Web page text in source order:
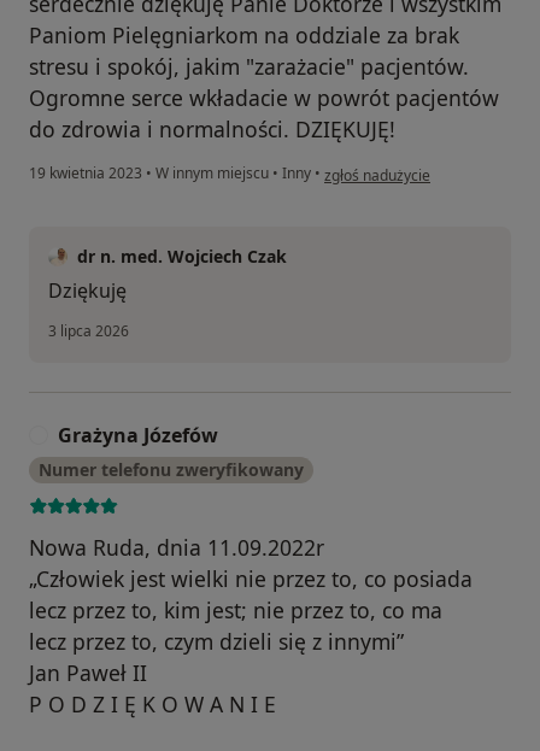
Paniom Pielęgniarkom na oddziale za brak
stresu i spokój, jakim "zarażacie" pacjentów.
Ogromne serce wkładacie w powrót pacjentów
do zdrowia i normalności. DZIĘKUJĘ!
19 kwietnia 2023 • W innym miejscu • Inny • w opinii użytkownika D. Cz.
zgłoś nadużycie
dr n. med. Wojciech Czak
Dziękuję
3 lipca 2026
Grażyna Józefów
Numer telefonu zweryfikowany
Nowa Ruda, dnia 11.09.2022r
„Człowiek jest wielki nie przez to, co posiada
lecz przez to, kim jest; nie przez to, co ma
lecz przez to, czym dzieli się z innymi”
Jan Paweł II
P O D Z I Ę K O W A N I E